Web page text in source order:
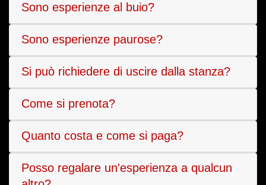
Sono esperienze al buio?
Sono esperienze paurose?
Si può richiedere di uscire dalla stanza?
Come si prenota?
Quanto costa e come si paga?
Posso regalare un'esperienza a qualcun